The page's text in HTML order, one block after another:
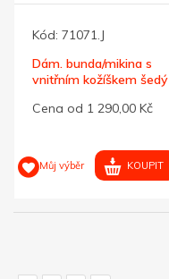
Kód: 71071.J
Dám. bunda/mikina s
vnitřním kožíškem šedý
Cena od 1 290,00 Kč
Můj výběr KOUPIT